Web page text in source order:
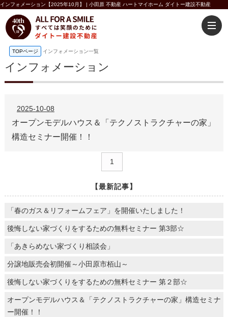
インフォメーション【2025年10月】 | 小田原 不動産 ハートマイホーム ダイトー建設不動産
TOPページ インフォメーション一覧
インフォメーション
2025-10-08
オープンモデルハウス＆「テクノストラクチャーの家」
構造セミナー開催！！
1
【最新記事】
「春のガス＆リフォームフェア」を開催いたしました！
後悔しない家づくりをするための無料セミナー 第3部☆
「あきらめない家づくり相談会」
分譲地販売会初開催～小田原市栢山～
後悔しない家づくりをするための無料セミナー 第２部☆
オープンモデルハウス＆「テクノストラクチャーの家」構造セミナ
ー開催！！